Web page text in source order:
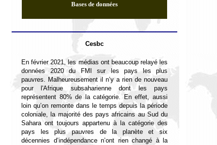
Bases de données
Cesbc
En février 2021, les médias ont beaucoup relayé les
données 2020 du FMI sur les pays les plus
pauvres. Malheureusement il n’y a rien de nouveau
pour l'Afrique subsaharienne dont les pays
représentent 80% de la catégorie. En effet, aussi
loin qu’on remonte dans le temps depuis la période
coloniale, la majorité des pays africains au Sud du
Sahara ont toujours appartenu à la catégorie des
pays les plus pauvres de la planète et six
décennies d’indépendance n’ont rien changé à la